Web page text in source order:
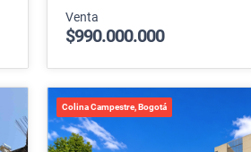
Venta
$990.000.000
Colina Campestre, Bogotá